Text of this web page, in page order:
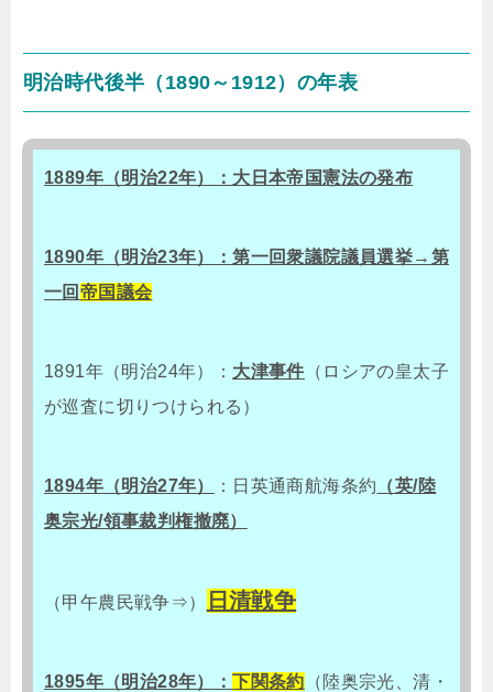
明治時代後半（1890～1912）の年表
1889年（明治22年）：大日本帝国憲法の発布
1890年（明治23年）：第一回衆議院議員選挙→第
一回 帝国議会
1891年（明治24年）： 大津事件 （ロシアの皇太子
が巡査に切りつけられる）
1894年（明治27年） ：日英通商航海条約 （英/陸
奥宗光/領事裁判権撤廃）
（甲午農民戦争⇒） 日清戦争
1895年（明治28年）：下関条約 （陸奥宗光、清・